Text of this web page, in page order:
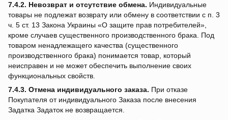
7.4.2. Невозврат и отсутствие обмена. Индивидуальные
товары не подлежат возврату или обмену в соответствии с п. 3
ч. 5 ст. 13 Закона Украины «О защите прав потребителей»,
кроме случаев существенного производственного брака. Под
товаром ненадлежащего качества (существенного
производственного брака) понимается товар, который
неисправен и не может обеспечить выполнение своих
функциональных свойств.
7.4.3. Отмена индивидуального заказа. При отказе
Покупателя от индивидуального Заказа после внесения
Задатка Задаток не возвращается.